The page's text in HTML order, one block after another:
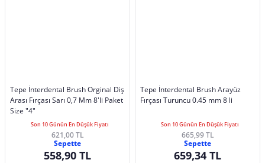
Tepe İnterdental Brush Orginal Diş
Arası Fırçası Sarı 0,7 Mm 8'li Paket
Size "4"
Son 10 Günün En Düşük Fiyatı
621,00 TL
Sepette
558,90 TL
Tepe İnterdental Brush Arayüz
Fırçası Turuncu 0.45 mm 8 li
Son 10 Günün En Düşük Fiyatı
665,99 TL
Sepette
659,34 TL